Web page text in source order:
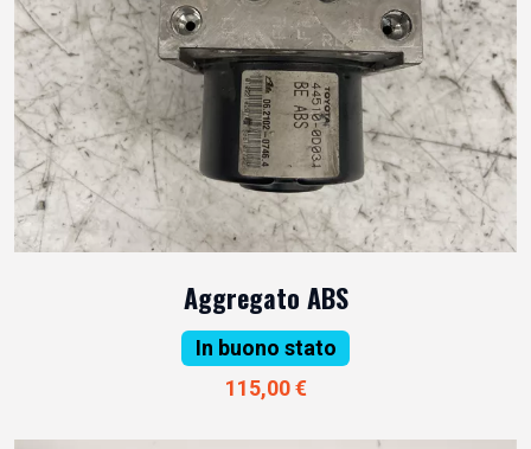
Aggregato ABS
In buono stato
115,00 €